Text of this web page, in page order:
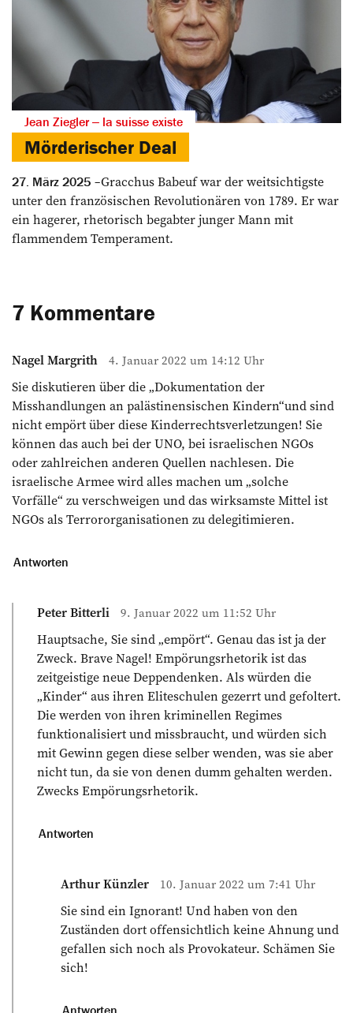
Jean Ziegler ‒ la suisse existe
Mörderischer Deal
27. März 2025
Gracchus Babeuf war der weitsichtigste
unter den französischen Revolutionären von 1789. Er war
ein hagerer, rhetorisch begabter junger Mann mit
flammendem Temperament.
7 Kommentare
Nagel Margrith 4. Januar 2022 um 14:12 Uhr
Sie diskutieren über die „Dokumentation der
Misshandlungen an palästinensischen Kindern“und sind
nicht empört über diese Kinderrechtsverletzungen! Sie
können das auch bei der UNO, bei israelischen NGOs
oder zahlreichen anderen Quellen nachlesen. Die
israelische Armee wird alles machen um „solche
Vorfälle“ zu verschweigen und das wirksamste Mittel ist
NGOs als Terrororganisationen zu delegitimieren.
Antworten
Peter Bitterli 9. Januar 2022 um 11:52 Uhr
Hauptsache, Sie sind „empört“. Genau das ist ja der
Zweck. Brave Nagel! Empörungsrhetorik ist das
zeitgeistige neue Deppendenken. Als würden die
„Kinder“ aus ihren Eliteschulen gezerrt und gefoltert.
Die werden von ihren kriminellen Regimes
funktionalisiert und missbraucht, und würden sich
mit Gewinn gegen diese selber wenden, was sie aber
nicht tun, da sie von denen dumm gehalten werden.
Zwecks Empörungsrhetorik.
Antworten
Arthur Künzler 10. Januar 2022 um 7:41 Uhr
Sie sind ein Ignorant! Und haben von den
Zuständen dort offensichtlich keine Ahnung und
gefallen sich noch als Provokateur. Schämen Sie
sich!
Antworten